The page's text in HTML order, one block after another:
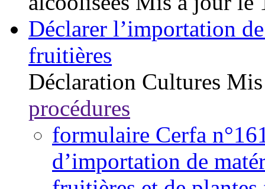
Déclarer l’importation de
fruitières
Déclaration Cultures
procédures
formulaire Cerfa
d’importation de